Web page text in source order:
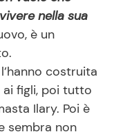
nella sua
è un
costruita
ai figli, poi tutto
Ilary. Poi è
sembra non